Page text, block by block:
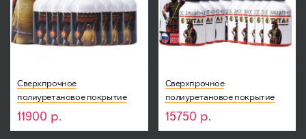
Сверхпрочное
полиуретановое покрытие
МОЛОТ - Черный (Комплект 7
11900 р.
Сверхпрочное
полиуретановое покрытие
ТИТАН - Черный (Комплект 9
15750 р.